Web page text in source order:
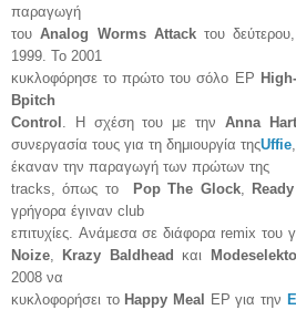
παραγωγή
τουAnalog Worms Attackτου
1999. Το 2001
κυκλοφόρησε το πρώτο του σόλο EP
Bpitch
Control
. Η σχέση του με την Αnna
συνεργασία τους για τη δημιουργία τηςUffie
έκαναν την παραγωγή των πρώτων της
tracks, όπως το
Pop The Glock, Ready
γρήγορα έγιναν club
επιτυχίες. Aνάμεσα σε διάφορα remix του
Noize
Krazy Baldhead και
2008 να
κυκλοφορήσει το Happy Meal EP για την